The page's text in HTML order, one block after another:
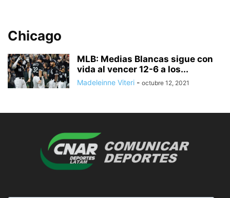
Chicago
MLB: Medias Blancas sigue con
vida al vencer 12-6 a los...
Madeleinne Viteri - octubre 12, 2021